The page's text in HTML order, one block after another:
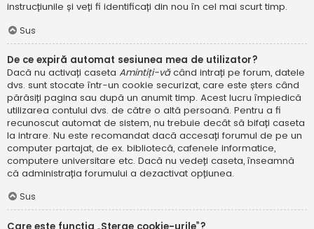
instrucțiunile și veți fi identificați din nou în cel mai scurt timp.
Sus
De ce expiră automat sesiunea mea de utilizator?
Dacă nu activați caseta Amintiți-văcând intrați pe forum, datele
dvs. sunt stocate într-un cookie securizat, care este șters când
părăsiți pagina sau după un anumit timp. Acest lucru împiedică
utilizarea contului dvs. de către o altă persoană. Pentru a fi
recunoscut automat de sistem, nu trebuie decât să bifați caseta
la intrare. Nu este recomandat dacă accesați forumul de pe un
computer partajat, de ex. bibliotecă, cafenele informatice,
computere universitare etc. Dacă nu vedeți caseta, înseamnă
că administrația forumului a dezactivat opțiunea.
Sus
Care este funcția „Șterge cookie-urile”?